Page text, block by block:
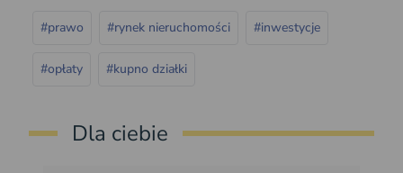
#prawo #rynek nieruchomości #inwestycje
#opłaty #kupno działki
Dla ciebie